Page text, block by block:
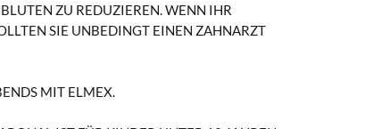
ZU REDUZIEREN. WENN IHR
SIE UNBEDINGT EINEN ZAHNARZT
MIT ELMEX.